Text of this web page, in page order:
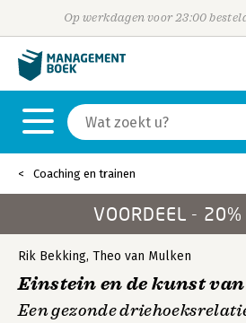
Op werkdagen voor 23:00
Coaching en trainen
VOORDEEL -
Rik Bekking, Theo van Mulken
Einstein en de kunst
Een gezonde